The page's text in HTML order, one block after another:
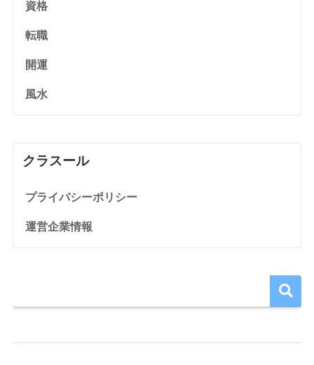
資格
転職
開運
風水
クラスール
プライバシーポリシー
運営企業情報